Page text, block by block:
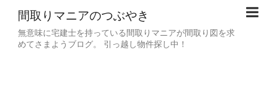
間取りマニアのつぶやき
無意味に宅建士を持っている間取りマニアが間取り図を求
めてさまようブログ。 引っ越し物件探し中！